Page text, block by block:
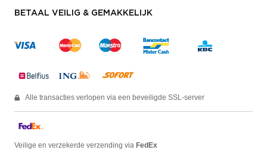
BETAAL VEILIG & GEMAKKELIJK
Alle transacties verlopen via een beveiligde SSL-server
Veilige en verzekerde verzending via FedEx